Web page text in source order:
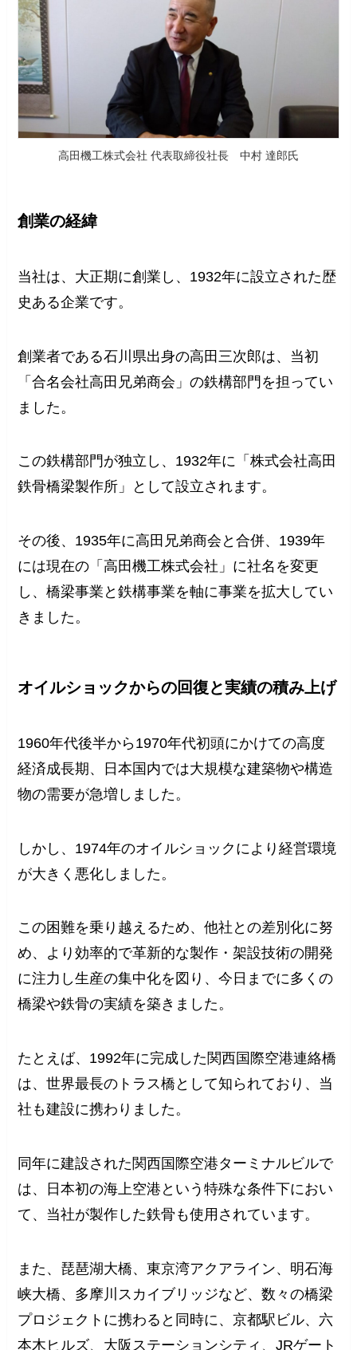
高田機工株式会社 代表取締役社長 中村 達郎氏
創業の経緯
当社は、大正期に創業し、1932年に設立された歴
史ある企業です。
創業者である石川県出身の高田三次郎は、当初
「合名会社高田兄弟商会」の鉄構部門を担ってい
ました。
この鉄構部門が独立し、1932年に「株式会社高田
鉄骨橋梁製作所」として設立されます。
その後、1935年に高田兄弟商会と合併、1939年
には現在の「高田機工株式会社」に社名を変更
し、橋梁事業と鉄構事業を軸に事業を拡大してい
きました。
オイルショックからの回復と実績の積み上げ
1960年代後半から1970年代初頭にかけての高度
経済成長期、日本国内では大規模な建築物や構造
物の需要が急増しました。
しかし、1974年のオイルショックにより経営環境
が大きく悪化しました。
この困難を乗り越えるため、他社との差別化に努
め、より効率的で革新的な製作・架設技術の開発
に注力し生産の集中化を図り、今日までに多くの
橋梁や鉄骨の実績を築きました。
たとえば、1992年に完成した関西国際空港連絡橋
は、世界最長のトラス橋として知られており、当
社も建設に携わりました。
同年に建設された関西国際空港ターミナルビルで
は、日本初の海上空港という特殊な条件下におい
て、当社が製作した鉄骨も使用されています。
また、琵琶湖大橋、東京湾アクアライン、明石海
峡大橋、多摩川スカイブリッジなど、数々の橋梁
プロジェクトに携わると同時に、京都駅ビル、六
本木ヒルズ、大阪ステーションシティ、JRゲート